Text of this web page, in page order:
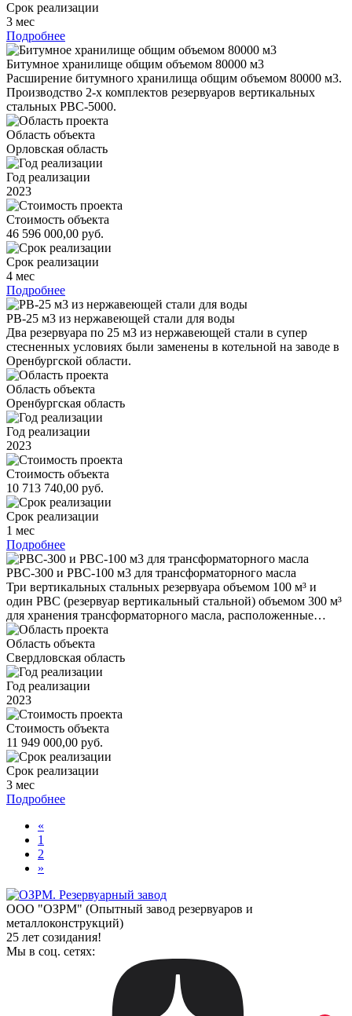
Срок реализации
3 мес
Подробнее
Битумное хранилище общим объемом 80000 м3
Расширение битумного хранилища общим объемом 80000 м3.
Производство 2-х комплектов резервуаров вертикальных
стальных РВС-5000.
Область объекта
Орловская область
Год реализации
2023
Стоимость объекта
46 596 000,00 руб.
Срок реализации
4 мес
Подробнее
РВ-25 м3 из нержавеющей стали для воды
Два резервуара по 25 м3 из нержавеющей стали в супер
стесненных условиях были заменены в котельной на заводе в
Оренбургской области.
Область объекта
Оренбургская область
Год реализации
2023
Стоимость объекта
10 713 740,00 руб.
Срок реализации
1 мес
Подробнее
РВС-300 и РВС-100 м3 для трансформаторного масла
Три вертикальных стальных резервуара объемом 100 м³ и
один РВС (резервуар вертикальный стальной) объемом 300 м³
для хранения трансформаторного масла, расположенные…
Область объекта
Свердловская область
Год реализации
2023
Стоимость объекта
11 949 000,00 руб.
Срок реализации
3 мес
Подробнее
«
1
2
»
ООО "ОЗРМ" (Опытный завод резервуаров и
металлоконструкций)
25 лет созидания!
Мы в соц. сетях: